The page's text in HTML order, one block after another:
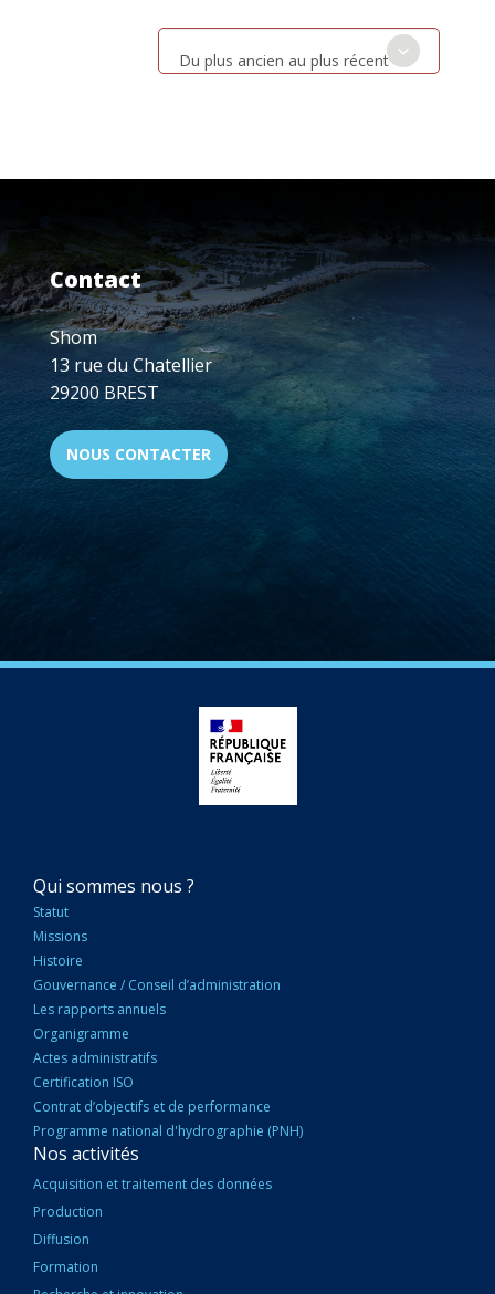
Du plus ancien au plus récent
Contact
Shom
13 rue du Chatellier
29200 BREST
NOUS CONTACTER
NAVIGATION
PRINCIPALE
Qui sommes nous ?
Statut
Missions
Histoire
Gouvernance / Conseil d’administration
Les rapports annuels
Organigramme
Actes administratifs
Certification ISO
Contrat d’objectifs et de performance
Programme national d'hydrographie (PNH)
Nos activités
Acquisition et traitement des données
Production
Diffusion
Formation